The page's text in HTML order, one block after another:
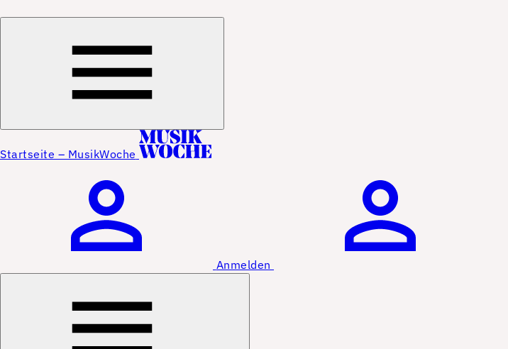
Startseite – MusikWoche
Anmelden